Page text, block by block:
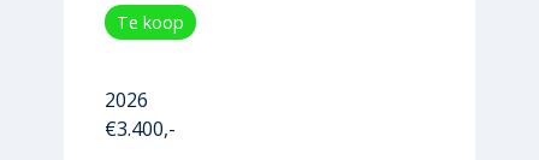
Te koop
2026
€3.400,-